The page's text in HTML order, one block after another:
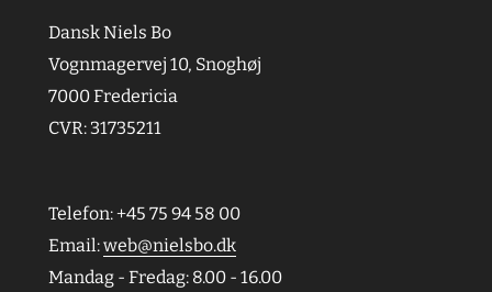
Dansk Niels Bo
Vognmagervej 10, Snoghøj
7000 Fredericia
CVR: 31735211
Telefon: +45 75 94 58 00
Email:web@nielsbo.dk
Mandag - Fredag: 8.00 - 16.00